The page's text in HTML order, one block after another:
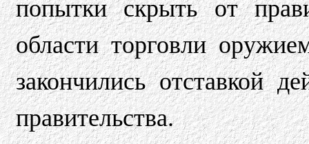
попытки скрыть от
области торговли
закончились отставкой
правительства.